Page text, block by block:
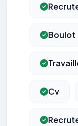
Boulot
Cv